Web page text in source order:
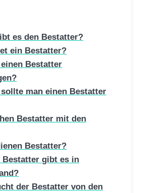
es den Bestatter?
ein Bestatter?
Bestatter
man einen Bestatter
Bestatter mit den
Bestatter?
Bestatter gibt es in
der Bestatter von den